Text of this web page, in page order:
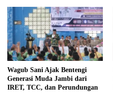
Wagub Sani Ajak Bentengi
Generasi Muda Jambi dari
IRET, TCC, dan Perundungan